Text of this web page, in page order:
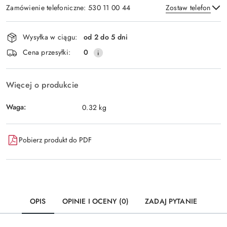
Zamówienie telefoniczne: 530 11 00 44 Zostaw telefon
Wyślij
Dostępność
i
dostawa
Wysyłka w ciągu:
od 2 do 5 dni
Cena przesyłki:
0
Więcej o produkcie
Waga: 0.32 kg
Pobierz produkt do PDF
OPIS OPINIE I OCENY (0) ZADAJ PYTANIE